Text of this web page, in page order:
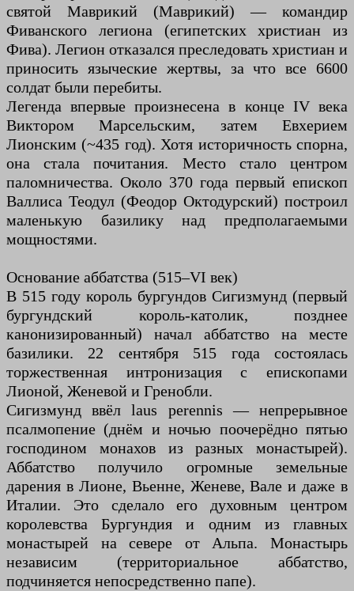
святой Маврикий (Маврикий) — командир
Фиванского легиона (египетских христиан из
Фива). Легион отказался преследовать христиан и
приносить языческие жертвы, за что все 6600
солдат были перебиты.
Легенда впервые произнесена в конце IV века
Виктором Марсельским, затем Евхерием
Лионским (~435 год). Хотя историчность спорна,
она стала почитания. Место стало центром
паломничества. Около 370 года первый епископ
Валлиса Теодул (Феодор Октодурский) построил
маленькую базилику над предполагаемыми
мощностями.
Основание аббатства (515–VI век)
В 515 году король бургундов Сигизмунд (первый
бургундский король-католик, позднее
канонизированный) начал аббатство на месте
базилики. 22 сентября 515 года состоялась
торжественная интронизация с епископами
Лионой, Женевой и Гренобли.
Сигизмунд ввёл laus perennis — непрерывное
псалмопение (днём и ночью поочерёдно пятью
господином монахов из разных монастырей).
Аббатство получило огромные земельные
дарения в Лионе, Вьенне, Женеве, Вале и даже в
Италии. Это сделало его духовным центром
королевства Бургундия и одним из главных
монастырей на севере от Альпа. Монастырь
независим (территориальное аббатство,
подчиняется непосредственно папе).